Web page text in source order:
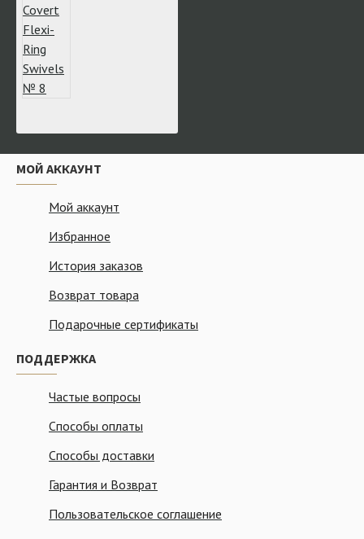
МОЙ АККАУНТ
Мой аккаунт
Избранное
История заказов
Возврат товара
Подарочные сертификаты
ПОДДЕРЖКА
Частые вопросы
Способы оплаты
Способы доставки
Гарантия и Возврат
Пользовательское соглашение